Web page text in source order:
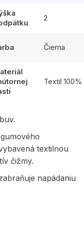
2
Čierna
Textil 100%
textilnou
čižmy.
napádaniu